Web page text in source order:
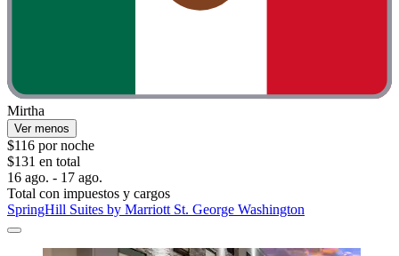
Mirtha
Ver menos
$116 por noche
$131 en total
16 ago. - 17 ago.
Total con impuestos y cargos
SpringHill Suites by Marriott St. George Washington